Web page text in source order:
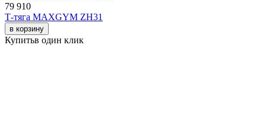
79 910
Т-тяга MAXGYM ZH31
в корзину
Купитьв один клик